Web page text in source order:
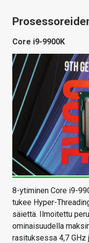
Core i9-9900K
8-ytiminen Core i9-
tukee Hyper-
säiettä. Ilmoitettu
ominaisuudella
rasituksessa 4,7 GHz